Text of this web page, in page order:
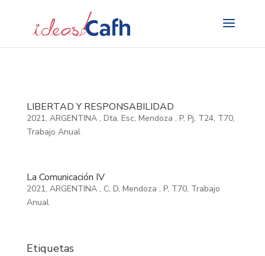
LIBERTAD Y RESPONSABILIDAD
2021, ARGENTINA , Dta, Esc, Mendoza , P, Pj, T24, T70,
Trabajo Anual
La Comunicación IV
2021, ARGENTINA , C, D, Mendoza , P, T70, Trabajo
Anual
Etiquetas